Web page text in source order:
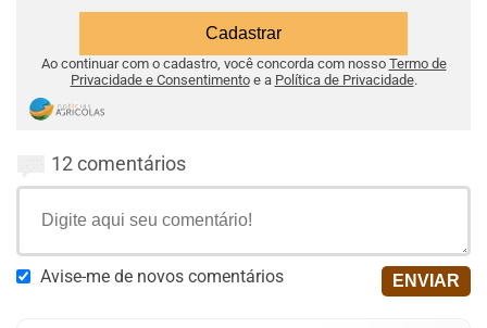
Ao continuar com o cadastro, você concorda com nosso Termo de
Privacidade e Consentimentoe a Política de Privacidade.
12 comentários
Avise-me de novos comentários